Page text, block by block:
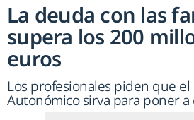
La deuda con las
supera los 200
euros
Los profesionales piden que
Autonómico sirva para poner